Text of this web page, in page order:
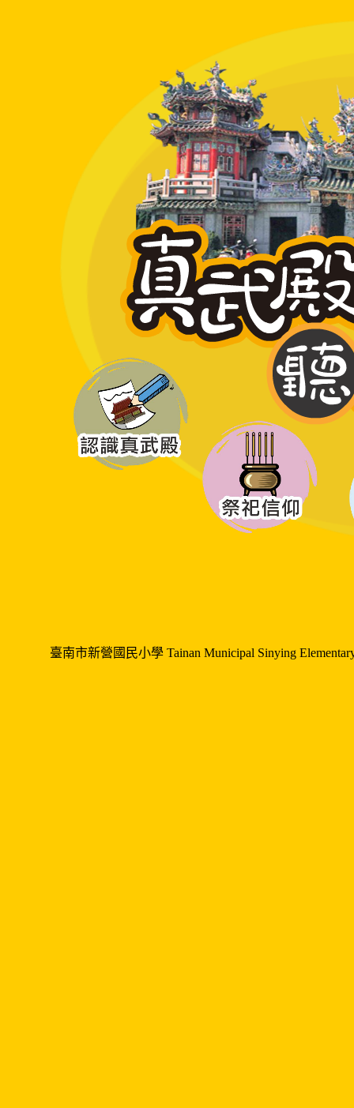
臺南市新營國民小學 Tainan Municipal Sinying